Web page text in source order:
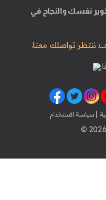
نفسك والنجاح في
ننتظر تواصلك معنا.
| سياسة الاستخدام
©